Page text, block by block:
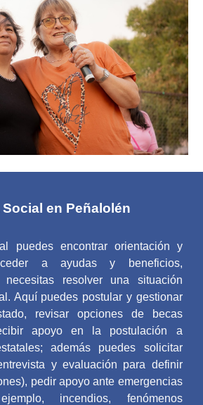
en Peñalolén
puedes encontrar orientación y
a ayudas y beneficios,
necesitas resolver una situación
Aquí puedes postular y gestionar
revisar opciones de becas
apoyo en la postulación a
además puedes solicitar
y evaluación para definir
pedir apoyo ante emergencias
incendios, fenómenos